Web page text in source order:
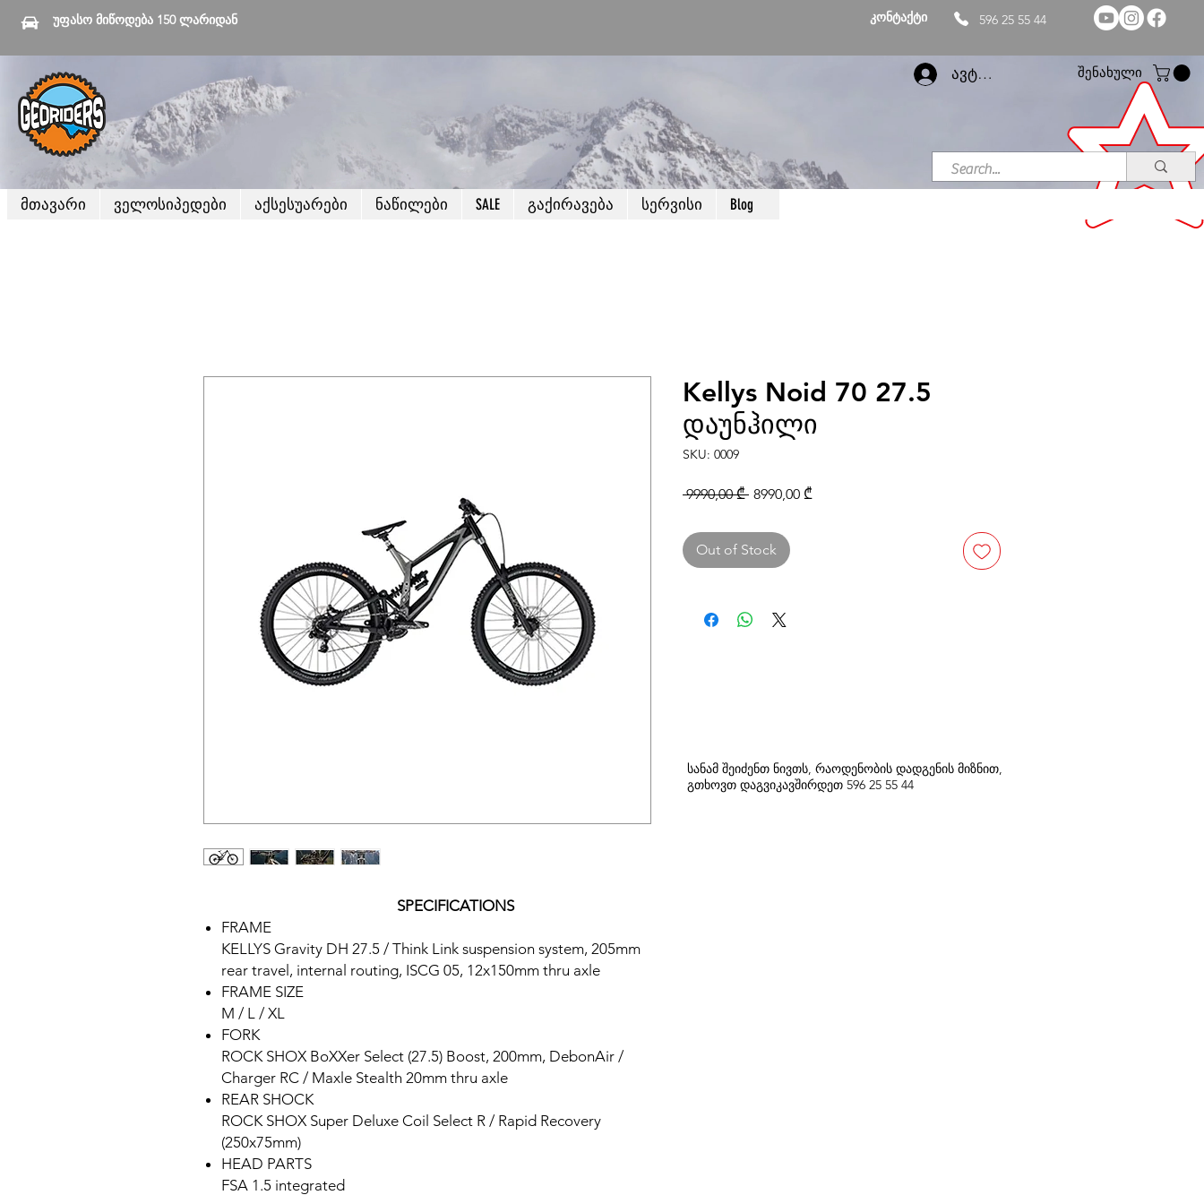
უფასო მიწოდება 150 ლარიდან კონტაქტი 596 25 55 44
ავტორიზაცია შენახული
მთავარი ველოსიპედები აქსესუარები ნაწილები SALE გაქირავება სერვისი Blog
SPECIFICATIONS
FRAME
KELLYS Gravity DH 27.5 / Think Link suspension system, 205mm
rear travel, internal routing, ISCG 05, 12x150mm thru axle
FRAME SIZE
M / L / XL
FORK
ROCK SHOX BoXXer Select (27.5) Boost, 200mm, DebonAir /
Charger RC / Maxle Stealth 20mm thru axle
REAR SHOCK
ROCK SHOX Super Deluxe Coil Select R / Rapid Recovery
(250x75mm)
HEAD PARTS
FSA 1.5 integrated
Kellys Noid 70 27.5
დაუნჰილი
SKU: 0009
9990,00 ₾ Regular
8990,00 ₾
Out of Stock
სანამ შეიძენთ ნივთს, რაოდენობის დადგენის მიზნით,
გთხოვთ დაგვიკავშირდეთ 596 25 55 44